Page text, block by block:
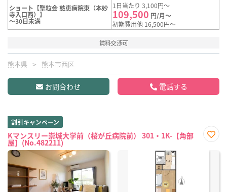
ショート【聖粒会 慈恵病院東（本妙
寺入口西）】
～30日未満
1日当たり 3,100円～
109,500 円/月～
初期費用他 16,500円～
賃料交渉可
熊本県 熊本市西区
お問合わせ 電話する
割引キャンペーン
Kマンスリー崇城大学前（桜が丘病院前） 301・1K-【角部
屋】(No.482211)
に入